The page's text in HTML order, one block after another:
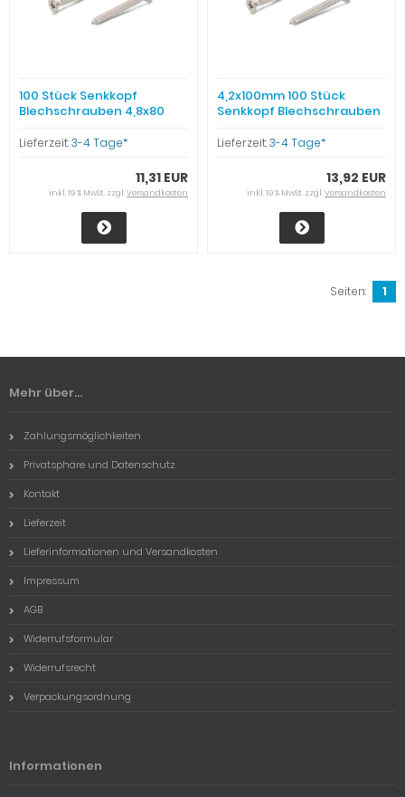
100 Stück Senkkopf
Blechschrauben 4,8x80
Lieferzeit:3-4 Tage*
11,31 EUR
inkl. 19 % MwSt. zzgl.Versandkosten
4,2x100mm 100 Stück
Senkkopf Blechschrauben
Lieferzeit:3-4 Tage*
13,92 EUR
inkl. 19 % MwSt. zzgl.Versandkosten
Seiten: 1
Mehr über...
Zahlungsmöglichkeiten
Privatsphäre und Datenschutz
Kontakt
Lieferzeit
Lieferinformationen und Versandkosten
Impressum
AGB
Widerrufsformular
Widerrufsrecht
Verpackungsordnung
Informationen